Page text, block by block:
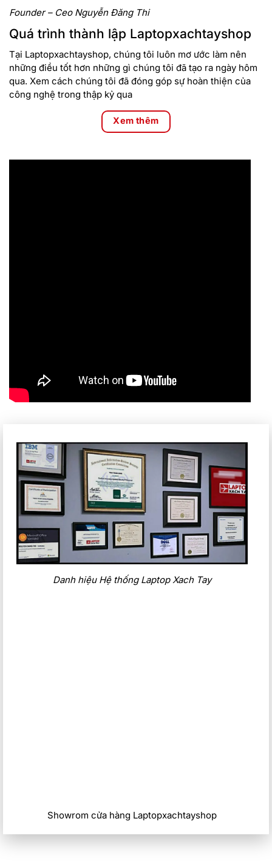
Founder – Ceo Nguyễn Đăng Thi
Quá trình thành lập Laptopxachtayshop
Tại Laptopxachtayshop, chúng tôi luôn mơ ước làm nên
những điều tốt hơn những gì chúng tôi đã tạo ra ngày hôm
qua. Xem cách chúng tôi đã đóng góp sự hoàn thiện của
công nghệ trong thập kỷ qua
Xem thêm
Danh hiệu Hệ thống Laptop Xach Tay
Showrom cửa hàng Laptopxachtayshop